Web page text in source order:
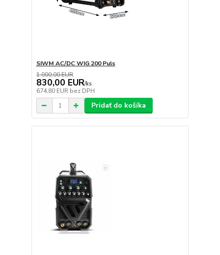
SIWM AC/DC WIG 200 Puls
1 000,00 EUR
830,00 EUR/ks
674,80 EUR bez DPH
Pridať do košíka